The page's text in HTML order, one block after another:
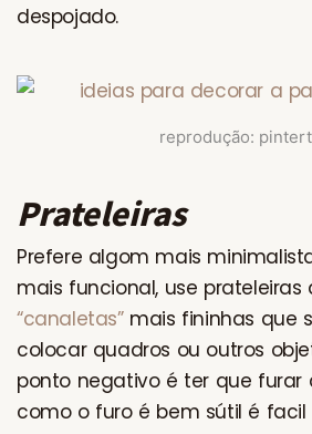
despojado.
reprodução:
Prateleiras
Prefere algom mais
mais funcional, use prateleiras
“canaletas” mais fininhas que
colocar quadros ou outros
ponto negativo é ter que furar
como o furo é bem sútil é facil